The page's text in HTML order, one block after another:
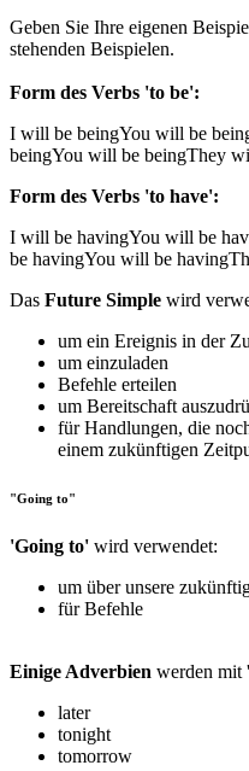
Geben Sie Ihre eigenen
stehenden Beispielen.
Form des Verbs 'to be':
I will be beingYou will be
beingYou will be beingThey
Form des Verbs 'to have':
I will be havingYou will be
be havingYou will be having
Das Future Simple wird
um ein Ereignis in der
um einzuladen
Befehle erteilen
um Bereitschaft
für Handlungen, die
einem zukünftigen
"Going to"
'Going to' wird verwendet:
um über unsere
für Befehle
Einige Adverbien werden mit
later
tonight
tomorrow